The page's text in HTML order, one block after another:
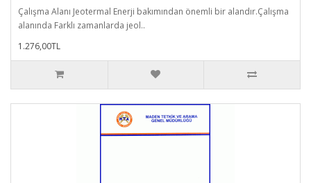
Çalışma Alanı Jeotermal Enerji bakımından önemli bir alandır.Çalışma
alanında Farklı zamanlarda jeol..
1.276,00TL